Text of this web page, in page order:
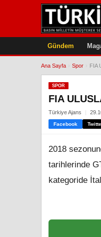
Gündem
Ana Sayfa Spor FIA
SPOR
FIA
Türkiye Ajans
Facebook
2018
tarihlerinde
kategoride